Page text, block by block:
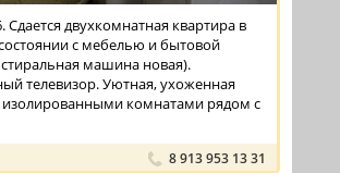
Сдается двухкомнатная квартира в
с мебелью и бытовой
машина новая).
телевизор. Уютная, ухоженная
изолированными комнатами рядом с
8 913 953 13 31